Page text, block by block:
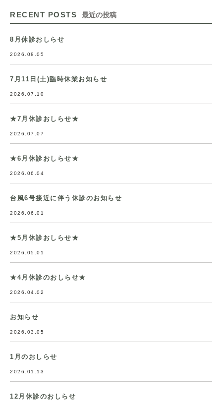
RECENT POSTS 最近の投稿
8月休診おしらせ
2026.08.05
7月11日(土)臨時休業お知らせ
2026.07.10
★7月休診おしらせ★
2026.07.07
★6月休診おしらせ★
2026.06.04
台風6号接近に伴う休診のお知らせ
2026.06.01
★5月休診おしらせ★
2026.05.01
★4月休診のおしらせ★
2026.04.02
お知らせ
2026.03.05
1月のおしらせ
2026.01.13
12月休診のおしらせ